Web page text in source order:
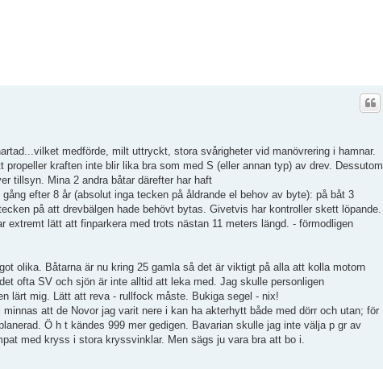
medförde, milt uttryckt, stora svårigheter vid manövrering i hamnar.
kraften inte blir lika bra som med S (eller annan typ) av drev. Dessutom
tillsyn. Mina 2 andra båtar därefter har haft
efter 8 år (absolut inga tecken på åldrande el behov av byte): på båt 3
på att drevbälgen hade behövt bytas. Givetvis har kontroller skett löpande.
lätt att finparkera med trots nästan 11 meters längd. - förmodligen
olika. Båtarna är nu kring 25 gamla så det är viktigt på alla att kolla motorn
ofta SV och sjön är inte alltid att leka med. Jag skulle personligen
lärt mig. Lätt att reva - rullfock måste. Bukiga segel - nix!
att de Novor jag varit nere i kan ha akterhytt både med dörr och utan; för
Ö h t kändes 999 mer gedigen. Bavarian skulle jag inte välja p gr av
med kryss i stora kryssvinklar. Men sägs ju vara bra att bo i.